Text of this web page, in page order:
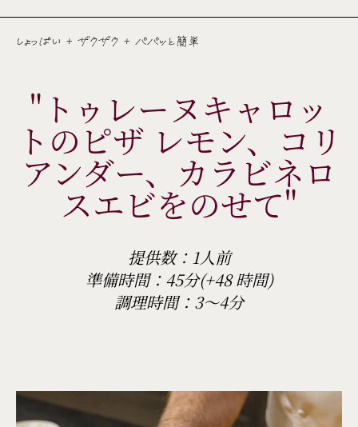
しょっぱい + ザクザク + パパッと簡単
"トゥレーヌキャロッ
トのピザ レモン、コリ
アンダー、カラビネロ
スエビをのせて"
提供数：1人前
準備時間：45分(+48 時間)
調理時間：3～4分